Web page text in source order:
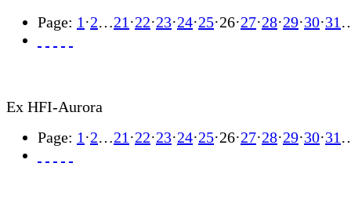
Page: 1 ·2…21 ·22·23·24·25·26·27·28·29·30·31
Ex HFI-Aurora
Page: 1 ·2…21 ·22·23·24·25·26·27·28·29·30·31